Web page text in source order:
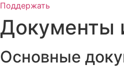
Поддержать
Документы
Основные